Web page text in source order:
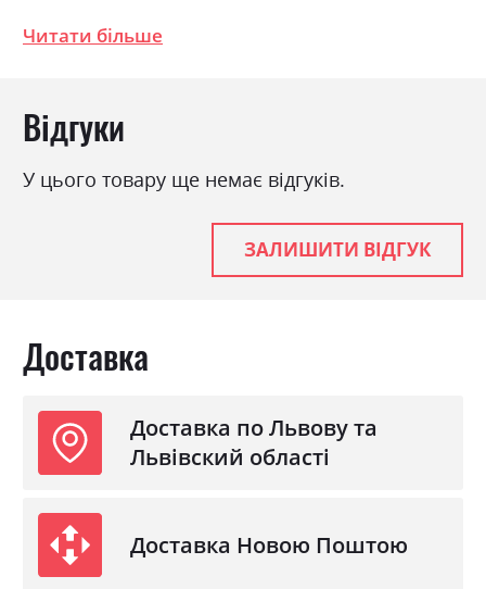
Колір (Фасад):
Колір (Корпус):
Колір матеріалу
дуб крафт/білий глянець
мінімалізм, модерн
лакована ДСП
Читати більше
Відгуки
У цього товару ще немає відгуків.
ЗАЛИШИТИ ВІДГУК
Доставка
Доставка по Львову та
Львівский області
Доставка Новою Поштою